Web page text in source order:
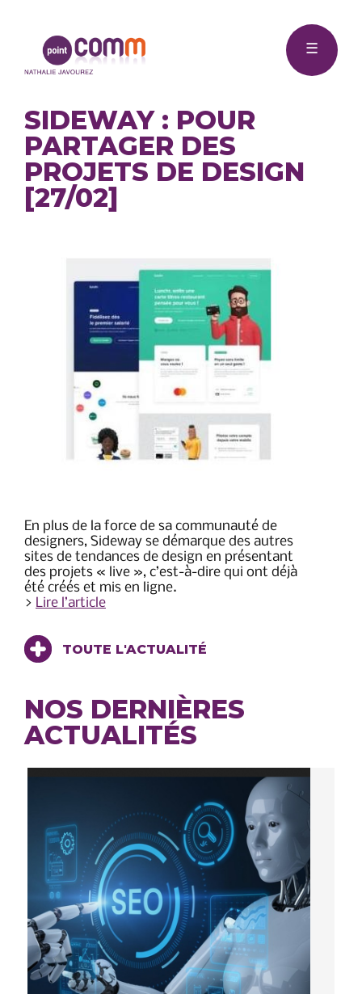
Point
☰
SIDEWAY : POUR
PARTAGER DES
PROJETS DE DESIGN
[27/02]
En plus de la force de sa communauté de
designers, Sideway se démarque des autres
sites de tendances de design en présentant
des projets « live », c’est-à-dire qui ont déjà
été créés et mis en ligne.
> Lire l’article
TOUTE L'ACTUALITÉ
NOS DERNIÈRES
ACTUALITÉS